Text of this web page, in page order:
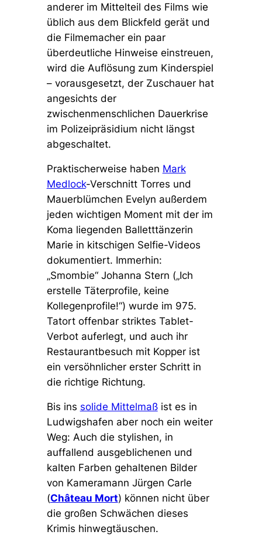
anderer im Mittelteil des Films wie
üblich aus dem Blickfeld gerät und
die Filmemacher ein paar
überdeutliche Hinweise einstreuen,
wird die Auflösung zum Kinderspiel
– vorausgesetzt, der Zuschauer hat
angesichts der
zwischenmenschlichen Dauerkrise
im Polizeipräsidium nicht längst
abgeschaltet.
Praktischerweise haben Mark
Medlock-Verschnitt Torres und
Mauerblümchen Evelyn außerdem
jeden wichtigen Moment mit der im
Koma liegenden Balletttänzerin
Marie in kitschigen Selfie-Videos
dokumentiert. Immerhin:
„Smombie“ Johanna Stern („Ich
erstelle Täterprofile, keine
Kollegenprofile!“) wurde im 975.
Tatort offenbar striktes Tablet-
Verbot auferlegt, und auch ihr
Restaurantbesuch mit Kopper ist
ein versöhnlicher erster Schritt in
die richtige Richtung.
Bis ins solide Mittelmaßist es in
Ludwigshafen aber noch ein weiter
Weg: Auch die stylishen, in
auffallend ausgeblichenen und
kalten Farben gehaltenen Bilder
von Kameramann Jürgen Carle
(Château Mort) können nicht über
die großen Schwächen dieses
Krimis hinwegtäuschen.